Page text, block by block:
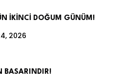
İKİNCİ DOĞUM GÜNÜM!
2026
BASARINDIR!